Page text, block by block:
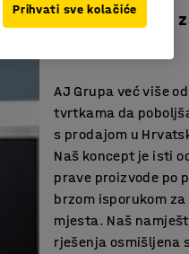
Stručnjaci smo
AJ Grupa već više
tvrtkama da
s prodajom u
Naš koncept je isti
prave proizvode po
brzom isporukom
mjesta. Naš
rješenja osmišljena
Prihvati sve kolačiće